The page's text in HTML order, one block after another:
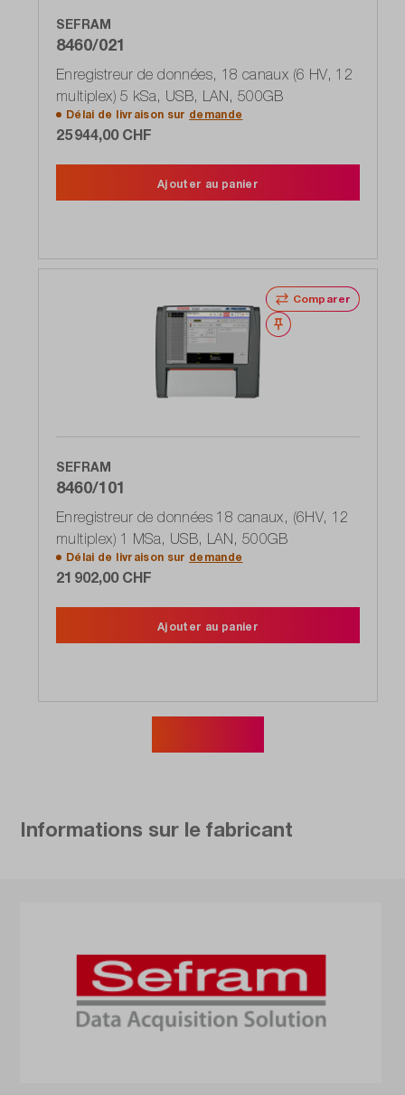
SEFRAM
8460/021
Enregistreur de données, 18 canaux (6 HV, 12
multiplex) 5 kSa, USB, LAN, 500GB
Délai de livraison sur demande
25 944,00 CHF
Ajouter au panier
Comparer
Noter
SEFRAM
8460/101
Enregistreur de données 18 canaux, (6HV, 12
multiplex) 1 MSa, USB, LAN, 500GB
Délai de livraison sur demande
21 902,00 CHF
Ajouter au panier
Informations sur le fabricant